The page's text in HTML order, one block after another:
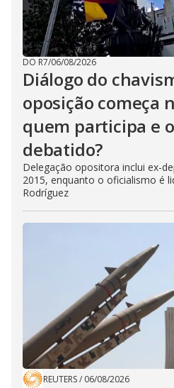
DO R7/06/08/2026
Diálogo do
oposição começa
quem participa e
debatido?
Delegação opositora inclui ex-
2015, enquanto o oficialismo é
Rodríguez
REUTERS/ 06/08/2026